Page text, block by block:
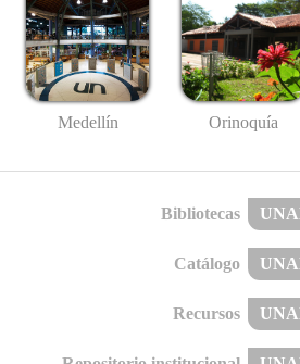
Medellín Orinoquía
Bibliotecas
Catálogo
Recursos